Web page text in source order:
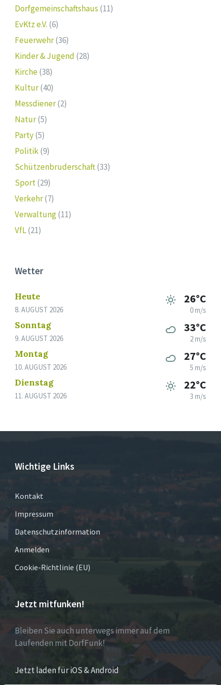
Dorfgemeinschaftshaus (11)
EvKtz e.V. (6)
Feuerwehr(36)
Kinder & Jugend (28)
Kirche(38)
Kultur(40)
Messdiener(2)
Natur(5)
Party(5)
Politik(9)
Schützenbruderschaft(33)
Sport(29)
Verkehr(7)
Verwaltung(11)
VfL(21)
Wetter
Heute
8. AUGUST 2026
26°C
0 m/s
Sonntag
9. AUGUST 2026
33°C
2 m/s
Montag
10. AUGUST 2026
27°C
5 m/s
Dienstag
11. AUGUST 2026
22°C
3 m/s
Wichtige Links
Kontakt
Impressum
Datenschutzinformation
Anmelden
Cookie-Richtlinie (EU)
Jetzt mitfunken!
Bleiben Sie auch unterwegs immer auf dem
Laufenden mit DorfFunk!
Jetzt laden für iOS & Android